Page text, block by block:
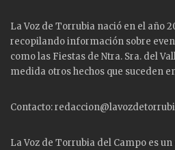
La Voz de Torrubia nació en el año
recopilando información sobre
como las Fiestas de Ntra. Sra. del
medida otros hechos que suceden
Contacto:
La Voz de Torrubia del Campo es